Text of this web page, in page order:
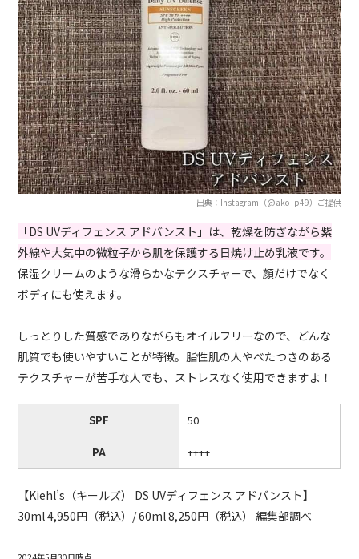
出典：Instagram（@ako_p49）ご提供
「DS UVディフェンス アドバンスト」は、乾燥を防ぎながら紫
外線や大気中の微粒子から肌を保護する日焼け止め乳液です。
保湿クリームのような滑らかなテクスチャーで、顔だけでなく
ボディにも使えます。
しっとりした質感でありながらもオイルフリーなので、どんな
肌質でも使いやすいことが特徴。脂性肌の人やべたつきのある
テクスチャーが苦手な人でも、ストレスなく使用できますよ！
SPF 50
PA ++++
【Kiehl’s（キールズ） DS UVディフェンス アドバンスト】
30ml 4,950円（税込）/ 60ml 8,250円（税込） 編集部調べ